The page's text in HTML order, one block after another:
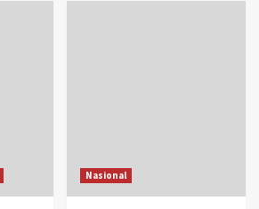
Nasional